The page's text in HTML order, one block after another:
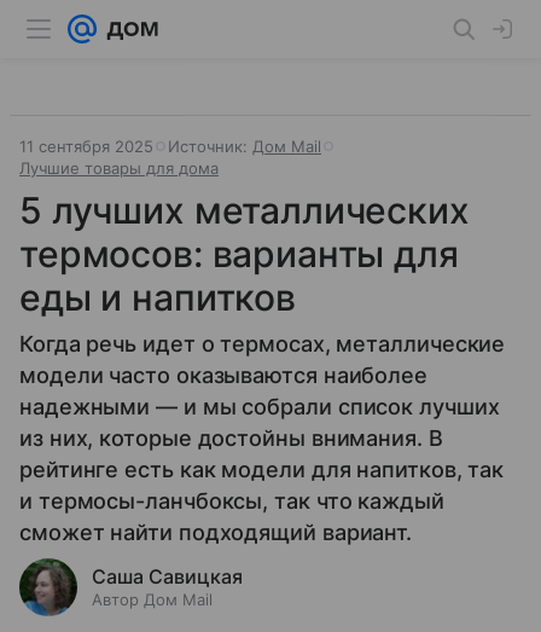
11 сентября 2025 Источник: Дом Mail
Лучшие товары для дома
5 лучших металлических
термосов: варианты для
еды и напитков
Когда речь идет о термосах, металлические
модели часто оказываются наиболее
надежными — и мы собрали список лучших
из них, которые достойны внимания. В
рейтинге есть как модели для напитков, так
и термосы-ланчбоксы, так что каждый
сможет найти подходящий вариант.
Саша Савицкая
Автор Дом Mail